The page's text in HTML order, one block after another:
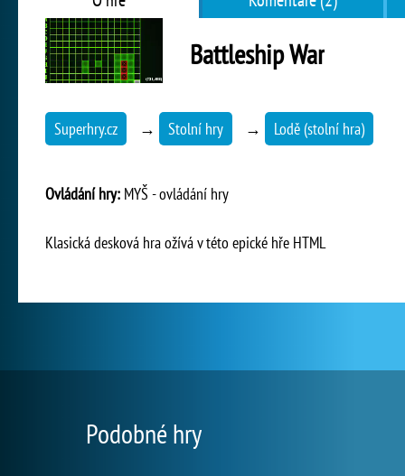
Battleship War
Superhry.cz → Stolní hry → Lodě (stolní hra)
Ovládání hry: MYŠ - ovládání hry
Klasická desková hra ožívá v této epické hře HTML
Podobné hry